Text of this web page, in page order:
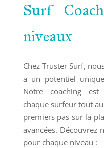
Surf
niveaux
Chez Truster Surf,
a un potentiel
Notre coaching est
chaque surfeur tout
premiers pas sur la
avancées. Découvrez
pour chaque niveau :